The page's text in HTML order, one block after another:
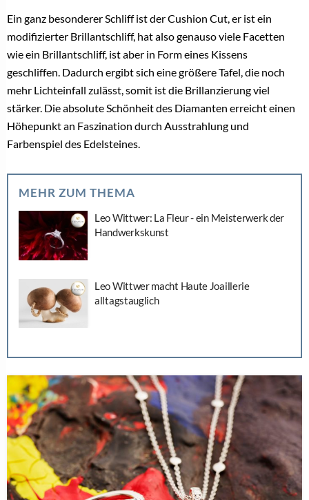
Ein ganz besonderer Schliff ist der Cushion Cut, er ist ein
modifizierter Brillantschliff, hat also genauso viele Facetten
wie ein Brillantschliff, ist aber in Form eines Kissens
geschliffen. Dadurch ergibt sich eine größere Tafel, die noch
mehr Lichteinfall zulässt, somit ist die Brillanzierung viel
stärker. Die absolute Schönheit des Diamanten erreicht einen
Höhepunkt an Faszination durch Ausstrahlung und
Farbenspiel des Edelsteines.
MEHR ZUM THEMA
Leo Wittwer: La Fleur - ein Meisterwerk der
Handwerkskunst
Leo Wittwer macht Haute Joaillerie
alltagstauglich